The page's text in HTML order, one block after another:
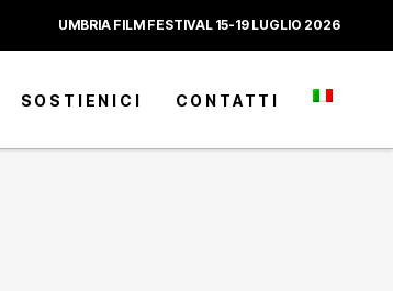
UMBRIA FILM FESTIVAL 15-19 LUGLIO 2026
SOSTIENICI CONTATTI